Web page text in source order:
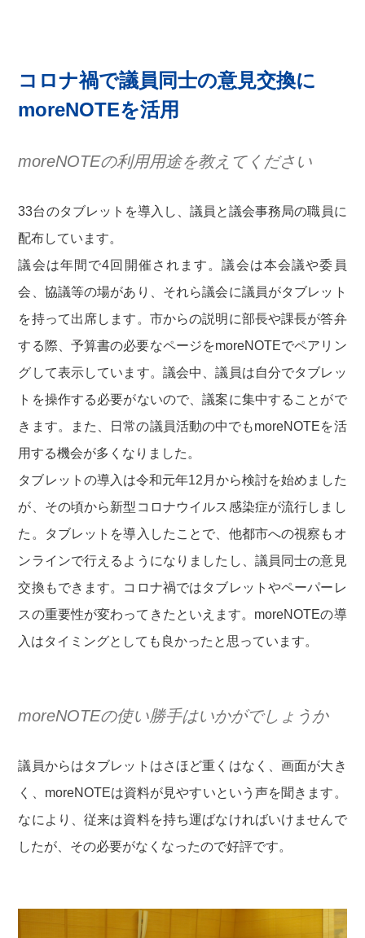
コロナ禍で議員同士の意見交換に
moreNOTEを活用
moreNOTEの利用用途を教えてください
33台のタブレットを導入し、議員と議会事務局の職員に
配布しています。
議会は年間で4回開催されます。議会は本会議や委員
会、協議等の場があり、それら議会に議員がタブレット
を持って出席します。市からの説明に部長や課長が答弁
する際、予算書の必要なページをmoreNOTEでペアリン
グして表示しています。議会中、議員は自分でタブレッ
トを操作する必要がないので、議案に集中することがで
きます。また、日常の議員活動の中でもmoreNOTEを活
用する機会が多くなりました。
タブレットの導入は令和元年12月から検討を始めました
が、その頃から新型コロナウイルス感染症が流行しまし
た。タブレットを導入したことで、他都市への視察もオ
ンラインで行えるようになりましたし、議員同士の意見
交換もできます。コロナ禍ではタブレットやペーパーレ
スの重要性が変わってきたといえます。moreNOTEの導
入はタイミングとしても良かったと思っています。
moreNOTEの使い勝手はいかがでしょうか
議員からはタブレットはさほど重くはなく、画面が大き
く、moreNOTEは資料が見やすいという声を聞きます。
なにより、従来は資料を持ち運ばなければいけませんで
したが、その必要がなくなったので好評です。